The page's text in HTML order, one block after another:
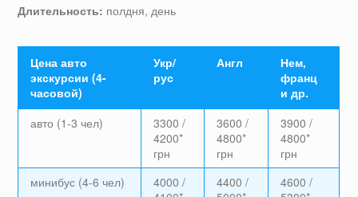
Длительность: полдня, день
Цена авто
экскурсии (4-
часовой)
Укр/
рус
Англ
Нем,
франц
и др.
авто (1-3 чел)
3300 /
4200*
грн
3600 /
4800*
грн
3900 /
4800*
грн
минибус (4-6 чел)
4000 /
4400 /
4600 /